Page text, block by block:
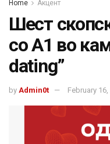
Home Акцент
Шест
со А1 во
dating”
by Admin0t February